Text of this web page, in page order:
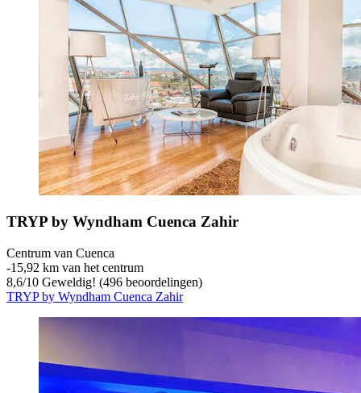
TRYP by Wyndham Cuenca Zahir
Centrum van Cuenca
‐15,92 km van het centrum
8,6/10 Geweldig! (496 beoordelingen)
TRYP by Wyndham Cuenca Zahir